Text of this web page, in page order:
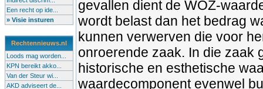
Een recht op ide...
» Visie insturen
Rechtennieuws.nl
Loods mag worden...
KPN bereikt akko...
Van der Steur wi...
AKD adviseert de...
gevallen dient de WOZ-
wordt belast dan het bedrag
kunnen verwerven die voor
onroerende zaak. In die zaak
historische en esthetische
waardecomponent evenwel